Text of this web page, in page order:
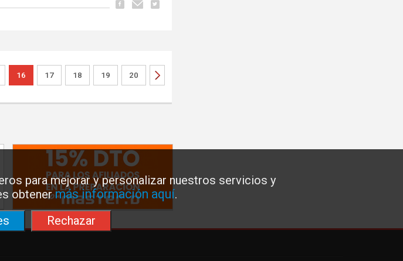
para mejorar y personalizar nuestros servicios y
obtenermás información aquí.
Rechazar
16 17 18 19 20